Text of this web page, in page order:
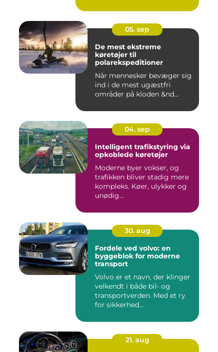
05. sep
De mest ekstreme
køretøjer til
polarekspeditioner
Når mennesker bevæger sig
ind i de mest ugæstfri
områder på kloden &nd...
04. sep
Intelligent trafikstyring via
opkoblede køretøjer
Moderne byer vokser, og
trafikken bliver stadig mere
kompleks. Køer, ulykker og
unødig...
30. aug
Fordele ved volvo: en
byggeblok for moderne
transport
Volvo er et navn, der klinger
velkendt i både bil- og
transportverden. Med et ry
for sikkerhed...
21. aug